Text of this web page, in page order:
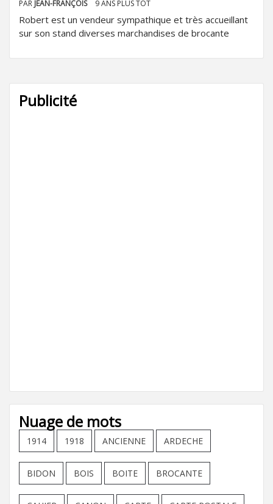
PAR JEAN-FRANÇOIS 9 ANS PLUS TÔT
Robert est un vendeur sympathique et très accueillant
sur son stand diverses marchandises de brocante
Publicité
Nuage de mots
1914 1918 ANCIENNE ARDECHE
BIDON BOIS BOITE BROCANTE